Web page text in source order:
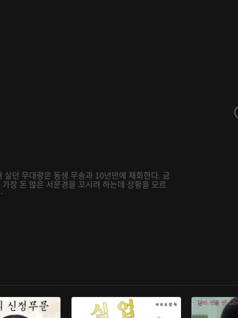
던 무대랑은 동생 무송과 10년만에 재회한다. 금
장 돈 많은 서문경을 꼬시려 하는데 상황을 모르